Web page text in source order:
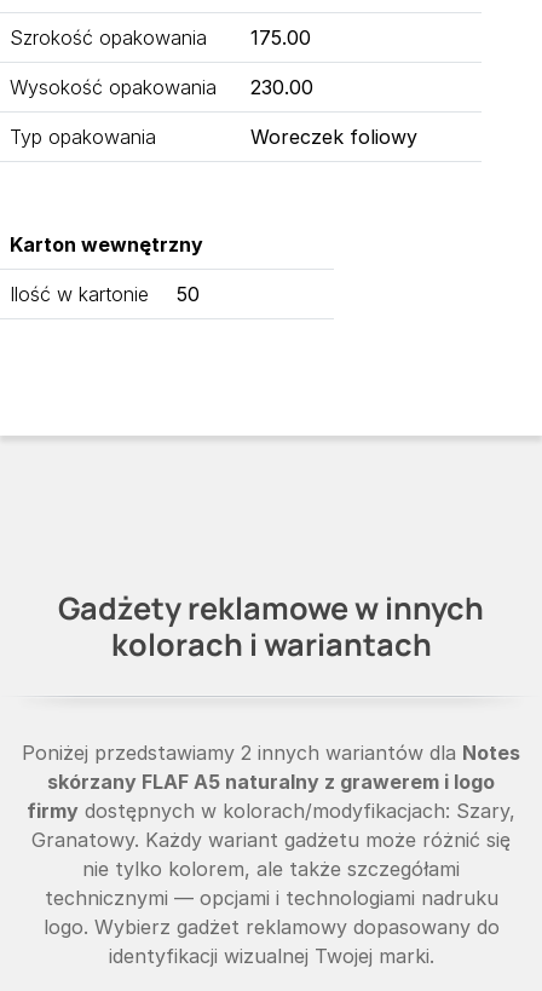
Szrokość opakowania 175.00
Wysokość opakowania 230.00
Typ opakowania Woreczek foliowy
Karton wewnętrzny
Ilość w kartonie 50
Gadżety reklamowe w innych
kolorach i wariantach
Poniżej przedstawiamy 2 innych wariantów dla Notes
skórzany FLAF A5 naturalny z grawerem i logo
firmy dostępnych w kolorach/modyfikacjach: Szary,
Granatowy. Każdy wariant gadżetu może różnić się
nie tylko kolorem, ale także szczegółami
technicznymi — opcjami i technologiami nadruku
logo. Wybierz gadżet reklamowy dopasowany do
identyfikacji wizualnej Twojej marki.